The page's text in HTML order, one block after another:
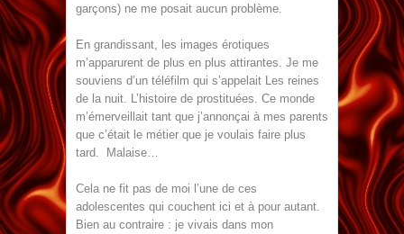
garçons) ne me posait aucun problème.
En grandissant, les images érotiques
m’apparurent de plus en plus attirantes. Je me
souviens d’un téléfilm qui s’appelait Les reines
de la nuit. L’histoire de prostituées. Ce monde
m’émerveillait tant que j’annonçai à mes parents
que c’était le métier que je voulais faire plus
tard. Malaise…
Cela ne fit pas de moi l’une de ces
adolescentes qui couchent ici et à pour autant.
Bien au contraire : je vivais dans mon